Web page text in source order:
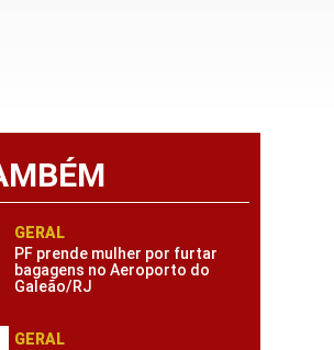
GERAL
PF prende mulher por furtar
bagagens no Aeroporto do
Galeão/RJ
GERAL